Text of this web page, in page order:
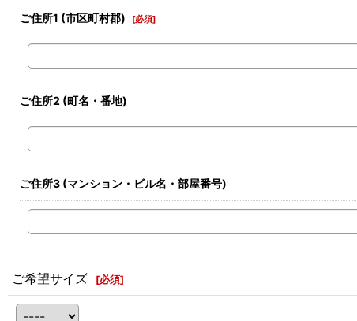
ご住所1 (市区町村郡) [必須]
ご住所2 (町名・番地)
ご住所3 (マンション・ビル名・部屋番号)
ご希望サイズ [必須]